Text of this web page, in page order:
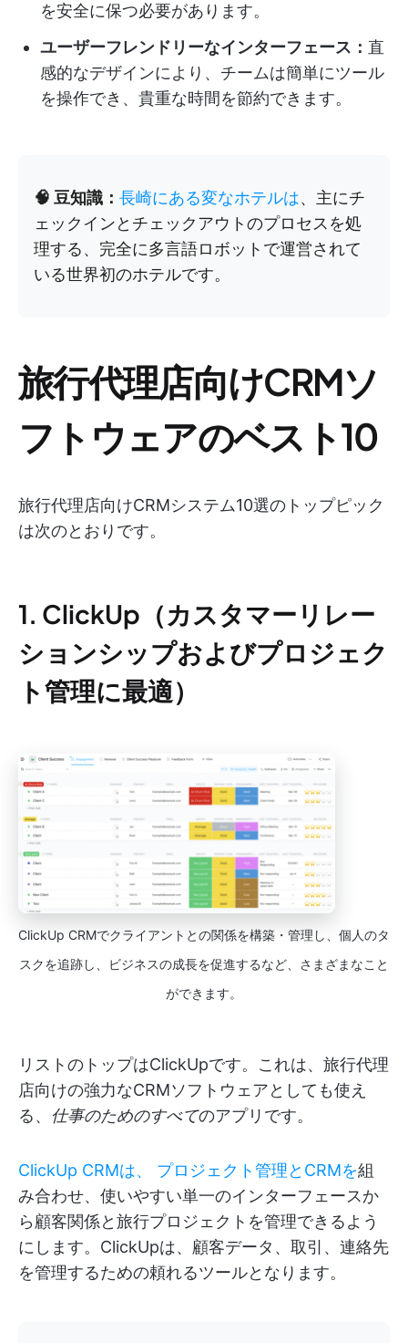
を安全に保つ必要があります。
ユーザーフレンドリーなインターフェース： 直
感的なデザインにより、チームは簡単にツール
を操作でき、貴重な時間を節約できます。
🧠 豆知識： 長崎にある変なホテルは、主にチ
ェックインとチェックアウトのプロセスを処
理する、完全に多言語ロボットで運営されて
いる世界初のホテルです。
旅行代理店向けCRMソ
フトウェアのベスト10
旅行代理店向けCRMシステム10選のトップピック
は次のとおりです。
1. ClickUp（カスタマーリレー
ションシップおよびプロジェク
ト管理に最適）
ClickUp CRMでクライアントとの関係を構築・管理し、個人のタ
スクを追跡し、ビジネスの成長を促進するなど、さまざまなこと
ができます。
リストのトップはClickUpです。これは、旅行代理
店向けの強力なCRMソフトウェアとしても使え
る、 仕事のためのすべてのアプリです。
ClickUp CRMは、 プロジェクト管理とCRMを組
み合わせ、使いやすい単一のインターフェースか
ら顧客関係と旅行プロジェクトを管理できるよう
にします。ClickUpは、顧客データ、取引、連絡先
を管理するための頼れるツールとなります。